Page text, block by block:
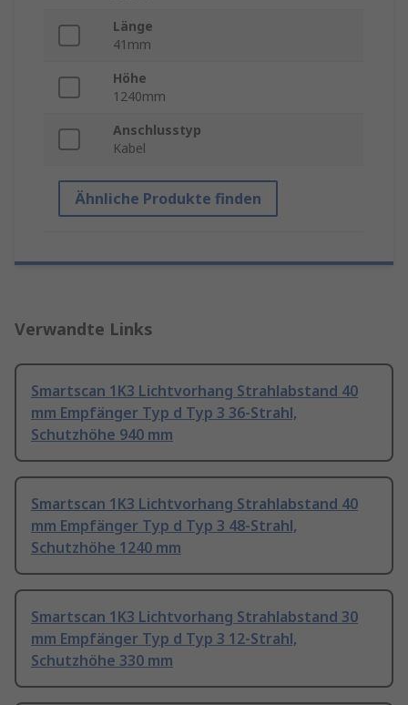
Länge
41mm
Höhe
1240mm
Anschlusstyp
Kabel
Ähnliche Produkte finden
Verwandte Links
Smartscan 1K3 Lichtvorhang Strahlabstand 40
mm Empfänger Typ d Typ 3 36-Strahl,
Schutzhöhe 940 mm
Smartscan 1K3 Lichtvorhang Strahlabstand 40
mm Empfänger Typ d Typ 3 48-Strahl,
Schutzhöhe 1240 mm
Smartscan 1K3 Lichtvorhang Strahlabstand 30
mm Empfänger Typ d Typ 3 12-Strahl,
Schutzhöhe 330 mm